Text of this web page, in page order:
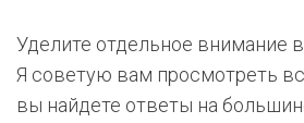
Уделите отдельное внимание
Я советую вам просмотреть
вы найдете ответы на